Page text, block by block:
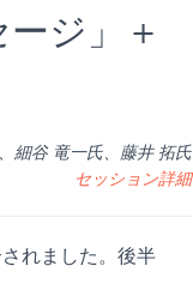
ジ」＋
細谷 竜一氏、藤井 拓氏
セッション詳細
れました。後半